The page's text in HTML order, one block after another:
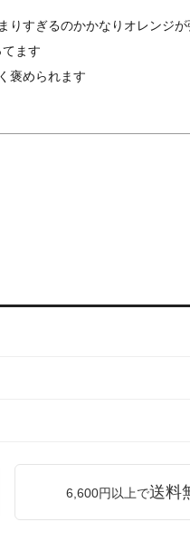
りすぎるのかかなりオレンジ
ます
褒められます
6,600円以上で送料